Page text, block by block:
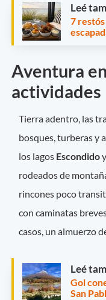
Leé
7 restós
Aventura
actividades
Tierra adentro, las
bosques, turberas y
los lagos Escondidoy
rodeados de
rincones poco
con caminatas
casos, un almuerzo
Leé
Gol
San